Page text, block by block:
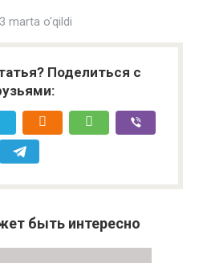
marta o'qildi
Поделиться с
быть интересно